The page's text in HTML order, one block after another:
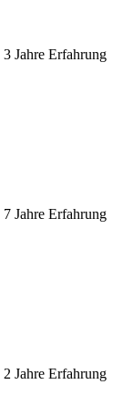
3 Jahre Erfahrung
7 Jahre Erfahrung
2 Jahre Erfahrung